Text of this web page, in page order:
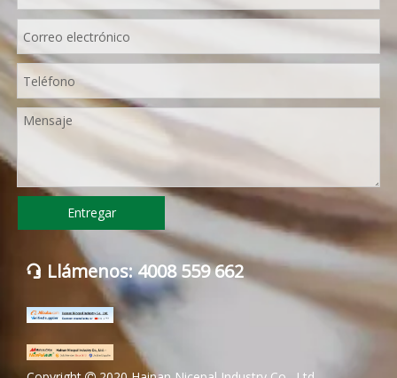
Entregar
 Llámenos: 4008 559 662